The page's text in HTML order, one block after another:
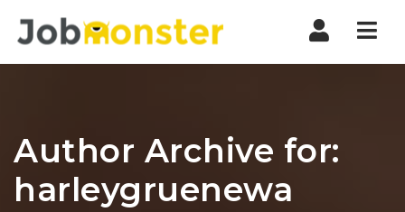
Author Archive for:
harleygruenewa